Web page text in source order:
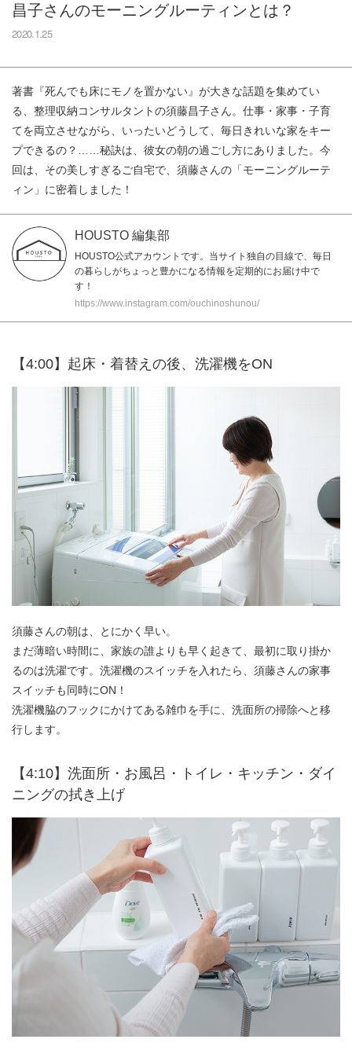
昌子さんのモーニングルーティンとは？
2020.1.25
著書『死んでも床にモノを置かない』が大きな話題を集めてい
る、整理収納コンサルタントの須藤昌子さん。仕事・家事・子育
てを両立させながら、いったいどうして、毎日きれいな家をキー
プできるの？……秘訣は、彼女の朝の過ごし方にありました。今
回は、その美しすぎるご自宅で、須藤さんの「モーニングルーテ
ィン」に密着しました！
HOUSTO 編集部
HOUSTO公式アカウントです。当サイト独自の目線で、毎日
の暮らしがちょっと豊かになる情報を定期的にお届け中で
す！
https://www.instagram.com/ouchinoshunou/
【4:00】起床・着替えの後、洗濯機をON
須藤さんの朝は、とにかく早い。
まだ薄暗い時間に、家族の誰よりも早く起きて、最初に取り掛か
るのは洗濯です。洗濯機のスイッチを入れたら、須藤さんの家事
スイッチも同時にON！
洗濯機脇のフックにかけてある雑巾を手に、洗面所の掃除へと移
行します。
【4:10】洗面所・お風呂・トイレ・キッチン・ダイ
ニングの拭き上げ